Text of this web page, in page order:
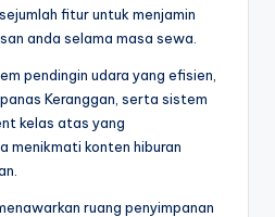
fitur untuk menjamin
anda selama masa sewa.
pendingin udara yang efisien,
Keranggan, serta sistem
kelas atas yang
menikmati konten hiburan
ruang penyimpanan